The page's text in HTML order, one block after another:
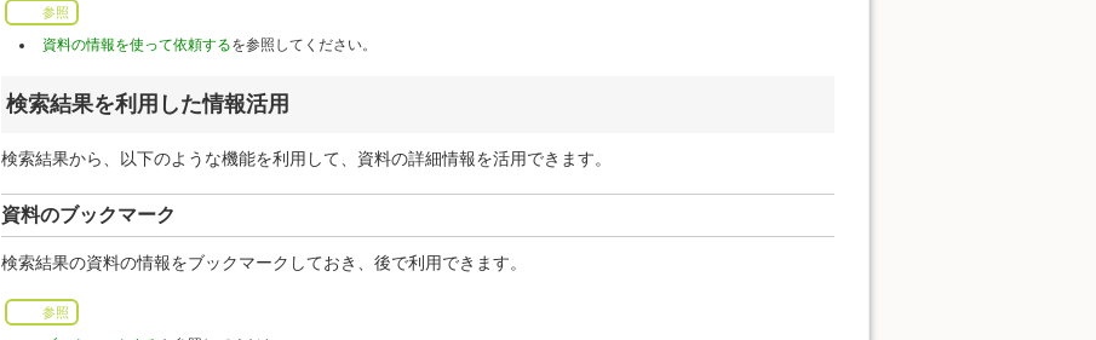
参照
資料の情報を使って依頼するを参照してください。
検索結果を利用した情報活用
検索結果から、以下のような機能を利用して、資料の詳細情報を活用できます。
資料のブックマーク
検索結果の資料の情報をブックマークしておき、後で利用できます。
参照